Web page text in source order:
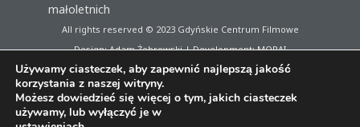
małoletnich
All rights reserved © 2023Gdyńskie Centrum Filmowe
Design: Adam Żebrowski | Development:MORAI
Używamy ciasteczek, aby zapewnić najlepszą jakość
korzystania z naszej witryny.
Możesz dowiedzieć się więcej o tym, jakich ciasteczek
używamy, lub wyłączyć je w